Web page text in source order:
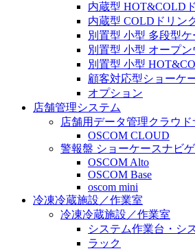
内蔵型 HOT&COLD
内蔵型 COLDドリン
別置型 小型 多段型ケ
別置型 小型 オープ
別置型 小型
顧客対応型ショーケ
オプション
店舗管理システム
店舗用データ管理クラウド
OSCOM CLOUD
警報盤 ショーケースナビ
OSCOM Alto
OSCOM Base
oscom mini
冷凍冷蔵施設／作業室
冷凍冷蔵施設／作業室
システム作業台・シ
ラック